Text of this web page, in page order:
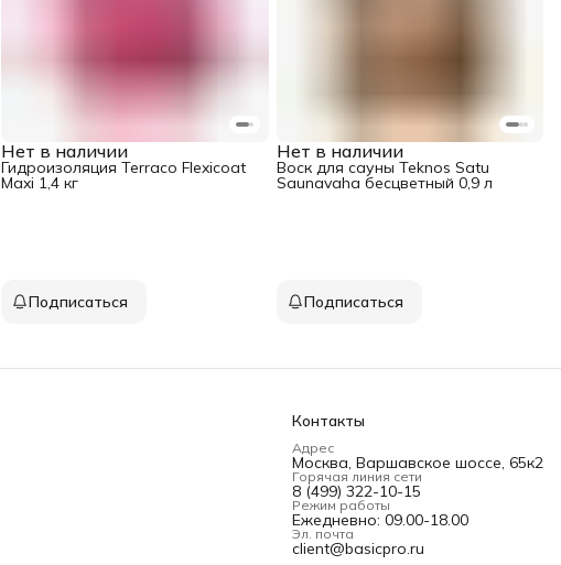
Нет в наличии
Гидроизоляция Terraco Flexicoat
Maxi 1,4 кг
Подписаться
Нет в наличии
Воск для сауны Teknos Satu
Saunavaha бесцветный 0,9 л
Подписаться
Контакты
Адрес
Москва, Варшавское шоссе, 65к2
Горячая линия сети
8 (499) 322-10-15
Режим работы
Ежедневно: 09.00-18.00
Эл. почта
client@basicpro.ru